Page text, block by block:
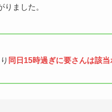
りました。
同日15時過ぎに要さんは該